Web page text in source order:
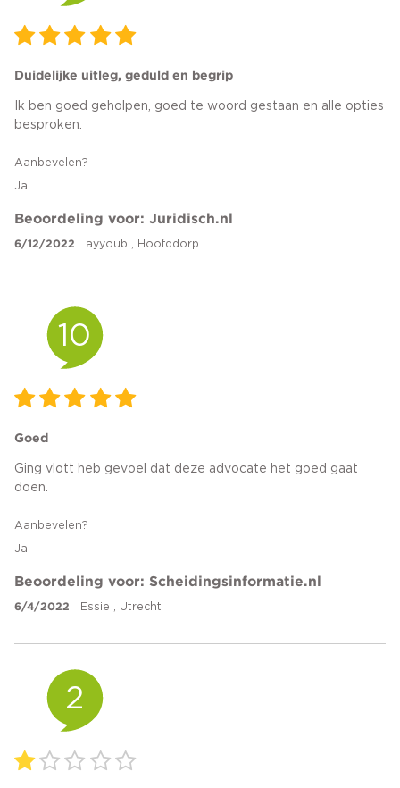
Duidelijke uitleg, geduld en begrip
Ik ben goed geholpen, goed te woord gestaan en alle opties
besproken.
Aanbevelen?
Ja
Beoordeling voor: Juridisch.nl
6/12/2022 ayyoub , Hoofddorp
10
Goed
Ging vlott heb gevoel dat deze advocate het goed gaat
doen.
Aanbevelen?
Ja
Beoordeling voor: Scheidingsinformatie.nl
6/4/2022 Essie , Utrecht
2